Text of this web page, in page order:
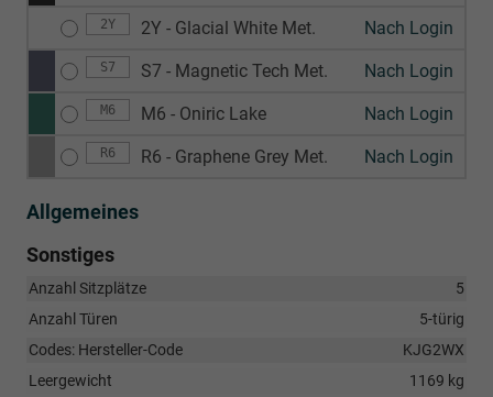
2Y 2Y - Glacial White Met. Nach Login
S7 S7 - Magnetic Tech Met. Nach Login
M6 M6 - Oniric Lake Nach Login
R6 R6 - Graphene Grey Met. Nach Login
Allgemeines
Sonstiges
Anzahl Sitzplätze
5
Anzahl Türen
5-türig
Codes: Hersteller-Code
KJG2WX
Leergewicht
1169 kg